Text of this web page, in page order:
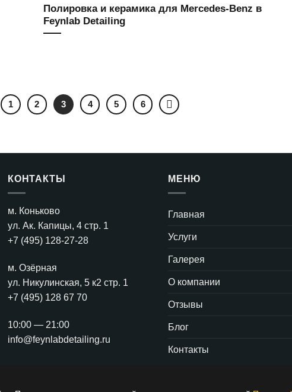
Полировка и керамика для Mercedes-Benz в
Feynlab Detailing
1 2 3 4 5 6
КОНТАКТЫ
м. Коньково
ул. Ак. Капицы, 4 стр. 1
+7 (495) 128-27-28
м. Озёрная
ул. Никулинская, 5 к2 стр. 1
+7 (495) 128 67 70
10:00 — 21:00
info@feynlabdetailing.ru
МЕНЮ
Главная
Услуги
Галерея
О компании
Отзывы
Блог
Контакты
КОНТАКТЫ